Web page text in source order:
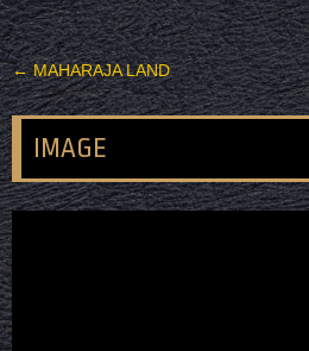
投稿ナビゲーション
←MAHARAJA LAND
IMAGE